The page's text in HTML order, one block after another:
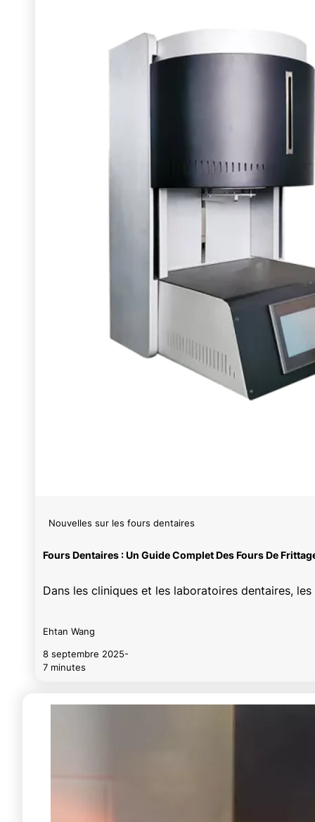
Nouvelles sur les fours dentaires
Fours Dentaires : Un Guide Complet Des Fours De
Dans les cliniques et les laboratoires dentaires,
Ehtan Wang
8 septembre 2025-
7 minutes